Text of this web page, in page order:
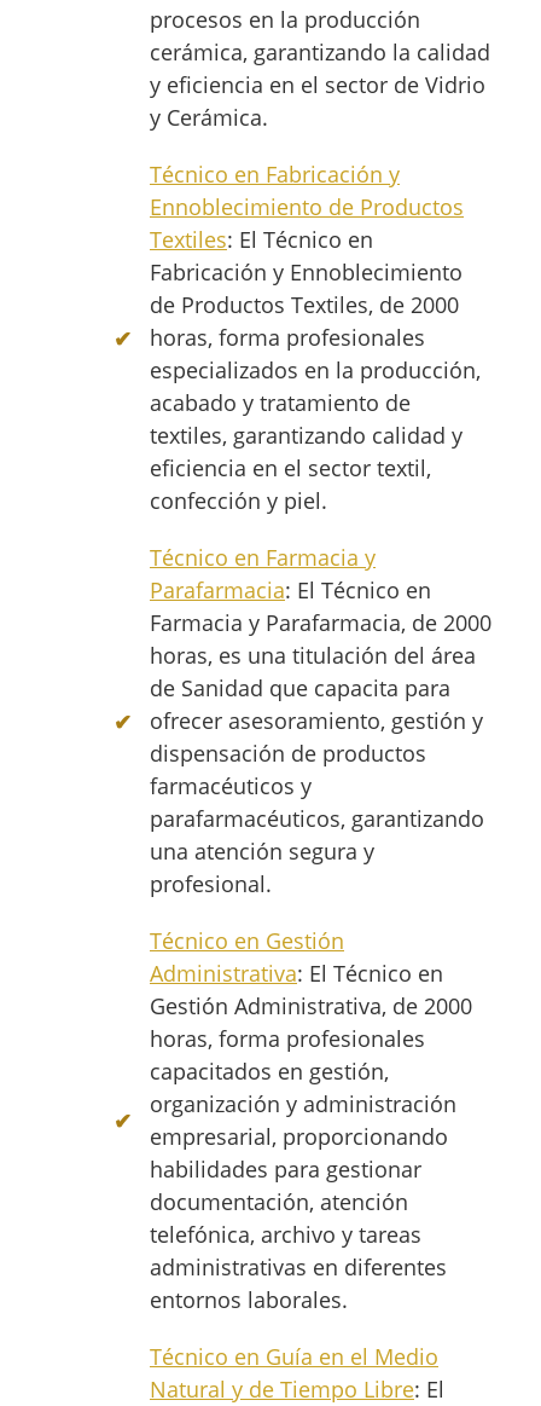
procesos en la producción
cerámica, garantizando la calidad
y eficiencia en el sector de Vidrio
y Cerámica.
Técnico en Fabricación y
Ennoblecimiento de Productos
Textiles: El Técnico en
Fabricación y Ennoblecimiento
de Productos Textiles, de 2000
horas, forma profesionales
especializados en la producción,
acabado y tratamiento de
textiles, garantizando calidad y
eficiencia en el sector textil,
confección y piel.
Técnico en Farmacia y
Parafarmacia: El Técnico en
Farmacia y Parafarmacia, de 2000
horas, es una titulación del área
de Sanidad que capacita para
ofrecer asesoramiento, gestión y
dispensación de productos
farmacéuticos y
parafarmacéuticos, garantizando
una atención segura y
profesional.
Técnico en Gestión
Administrativa: El Técnico en
Gestión Administrativa, de 2000
horas, forma profesionales
capacitados en gestión,
organización y administración
empresarial, proporcionando
habilidades para gestionar
documentación, atención
telefónica, archivo y tareas
administrativas en diferentes
entornos laborales.
Técnico en Guía en el Medio
Natural y de Tiempo Libre: El